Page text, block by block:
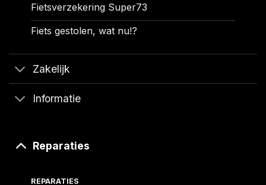
Fietsverzekering Super73
Fiets gestolen, wat nu!?
Zakelijk
Informatie
Reparaties
REPARATIES